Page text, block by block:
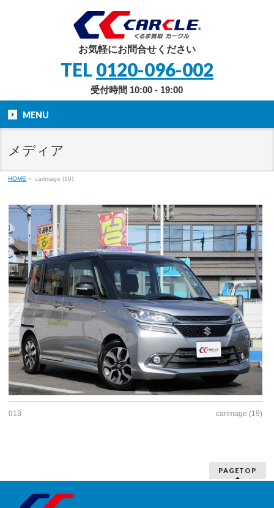
お気軽にお問合せください
TEL 0120-096-002
受付時間 10:00 - 19:00
MENU
メディア
HOME » carimage (19)
013 carimage (19)
PAGETOP